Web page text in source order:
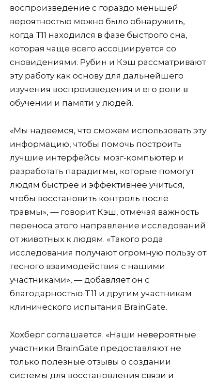
воспроизведение с гораздо меньшей
вероятностью можно было обнаружить,
когда Т11 находился в фазе быстрого сна,
которая чаще всего ассоциируется со
сновидениями. Рубин и Кэш рассматривают
эту работу как основу для дальнейшего
изучения воспроизведения и его роли в
обучении и памяти у людей.
«Мы надеемся, что сможем использовать эту
информацию, чтобы помочь построить
лучшие интерфейсы мозг-компьютер и
разработать парадигмы, которые помогут
людям быстрее и эффективнее учиться,
чтобы восстановить контроль после
травмы», — говорит Кэш, отмечая важность
переноса этого направление исследований
от животных к людям. «Такого рода
исследования получают огромную пользу от
тесного взаимодействия с нашими
участниками», — добавляет он с
благодарностью T11 и другим участникам
клинического испытания BrainGate.
Хохберг соглашается. «Наши невероятные
участники BrainGate предоставляют не
только полезные отзывы о создании
системы для восстановления связи и